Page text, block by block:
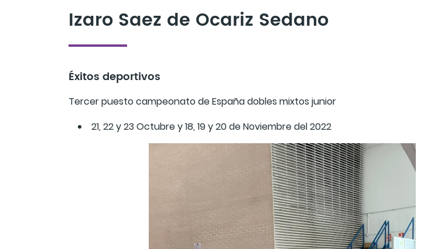
Izaro Saez de Ocariz Sedano
Éxitos deportivos
Tercer puesto campeonato de España dobles mixtos junior
21, 22 y 23 Octubre y 18, 19 y 20 de Noviembre del 2022